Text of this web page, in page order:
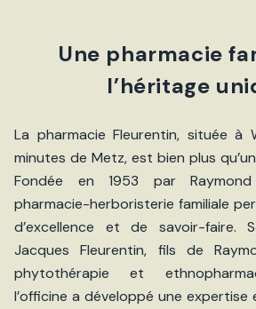
Une pharmacie
l’héritage
La pharmacie Fleurentin, située à
minutes de Metz, est bien plus
Fondée en 1953 par
pharmacie-herboristerie familiale
d’excellence et de savoir-faire.
Jacques Fleurentin, fils de
phytothérapie et
l’officine a développé une expertise